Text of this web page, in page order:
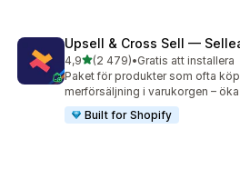
Upsell & Cross Sell —
4,9av 5 stjärnor
(2 479)
2479 recensioner totalt
•Gratis att installera
Paket för produkter som ofta
merförsäljning i varukorgen –
Built for Shopify